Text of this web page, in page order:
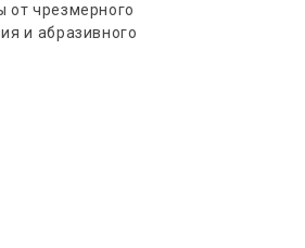
от чрезмерного
и абразивного